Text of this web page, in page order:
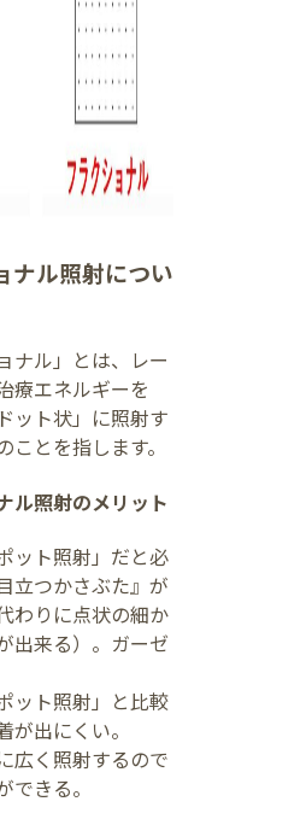
ナル照射につい
ナル」とは、レー
療エネルギーを
ット状」に照射す
ことを指します。
ル照射のメリット
ット照射」だと必
立つかさぶた』が
わりに点状の細か
出来る）。ガーゼ
ット照射」と比較
が出にくい。
広く照射するので
できる。